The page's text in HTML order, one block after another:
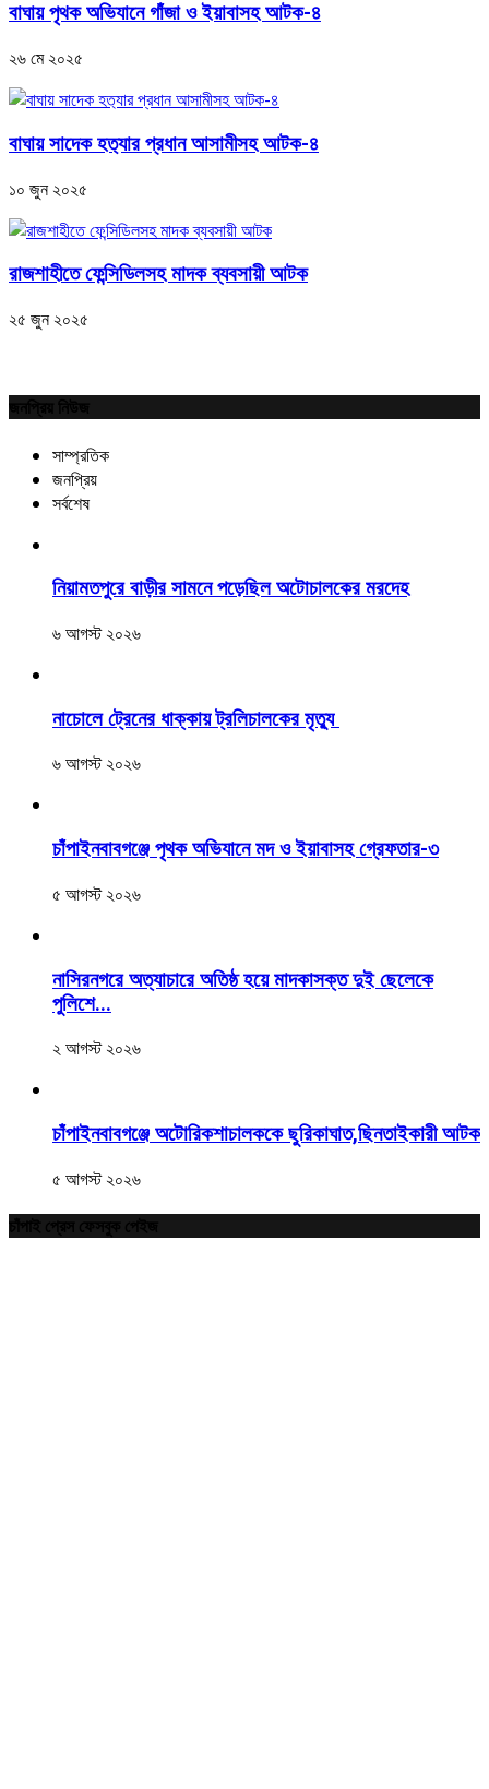
বাঘায় পৃথক অভিযানে গাঁজা ও ইয়াবাসহ আটক-৪
২৬ মে ২০২৫
বাঘায় সাদেক হত‍্যার প্রধান আসামীসহ আটক-৪
১০ জুন ২০২৫
রাজশাহীতে ফেন্সিডিলসহ মাদক ব্যবসায়ী আটক
২৫ জুন ২০২৫
সাম্প্রতিক
জনপ্রিয়
সর্বশেষ
নিয়ামতপুরে বাড়ীর সামনে পড়েছিল অটোচালকের মরদেহ
৬ আগস্ট ২০২৬
নাচোলে ট্রেনের ধাক্কায় ট্রলিচালকের মৃত্যু
৬ আগস্ট ২০২৬
চাঁপাইনবাবগঞ্জে পৃথক অভিযানে মদ ও ইয়াবাসহ গ্রেফতার-৩
৫ আগস্ট ২০২৬
নাসিরনগরে অত্যাচারে অতিষ্ঠ হয়ে মাদকাসক্ত দুই ছেলেকে
পুলিশে...
২ আগস্ট ২০২৬
চাঁপাইনবাবগঞ্জে অটোরিকশাচালককে ছুরিকাঘাত,ছিনতাইকারী আটক
৫ আগস্ট ২০২৬